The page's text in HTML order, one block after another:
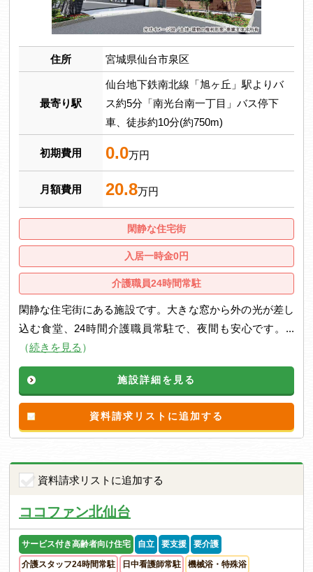
住所 宮城県仙台市泉区
最寄り駅
仙台地下鉄南北線「旭ヶ丘」駅よりバ
ス約5分「南光台南一丁目」バス停下
車、徒歩約10分(約750m)
初期費用 0.0万円
月額費用 20.8万円
閑静な住宅街
入居一時金0円
介護職員24時間常駐
閑静な住宅街にある施設です。大きな窓から外の光が差し
込む食堂、24時間介護職員常駐で、夜間も安心です。...
（続きを見る ）
施設詳細を見る
資料請求リストに追加する
資料請求リストに追加する
ココファン北仙台
サービス付き高齢者向け住宅 自立 要支援 要介護
介護スタッフ24時間常駐 日中看護師常駐 機械浴・特殊浴